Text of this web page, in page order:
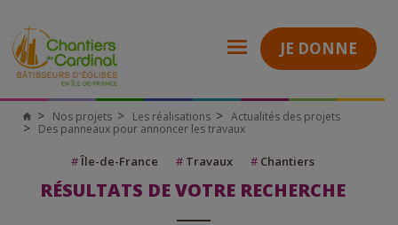
JE DONNE
Nos projets Les réalisations
Actualités des projets
Des panneaux pour annoncer les travaux
#Île-de-France #Travaux #Chantiers
RÉSULTATS DE VOTRE RECHERCHE